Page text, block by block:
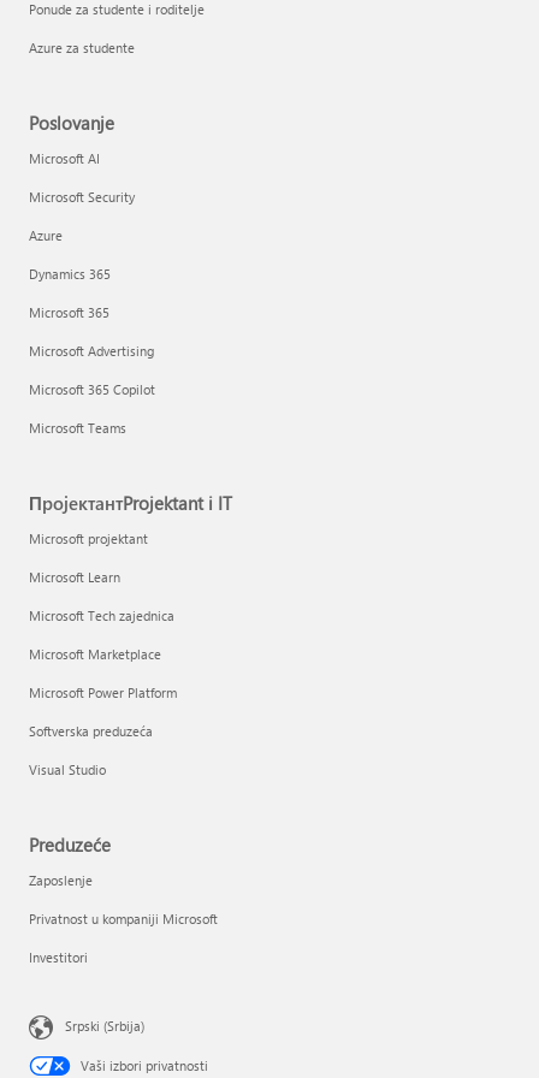
Ponude za studente i roditelje
Azure za studente
Poslovanje
Microsoft AI
Microsoft Security
Azure
Dynamics 365
Microsoft 365
Microsoft Advertising
Microsoft 365 Copilot
Microsoft Teams
ПројектантProjektant i IT
Microsoft projektant
Microsoft Learn
Microsoft Tech zajednica
Microsoft Marketplace
Microsoft Power Platform
Softverska preduzeća
Visual Studio
Preduzeće
Zaposlenje
Privatnost u kompaniji Microsoft
Investitori
Srpski (Srbija)
Vaši izbori privatnosti